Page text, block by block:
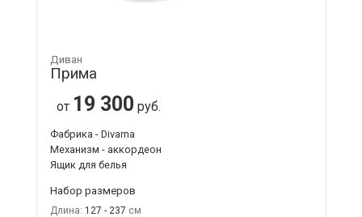
Диван
Прима
от 19 300 руб.
Фабрика - Divama
Механизм - аккордеон
Ящик для белья
Набор размеров
Длина: 127 - 237